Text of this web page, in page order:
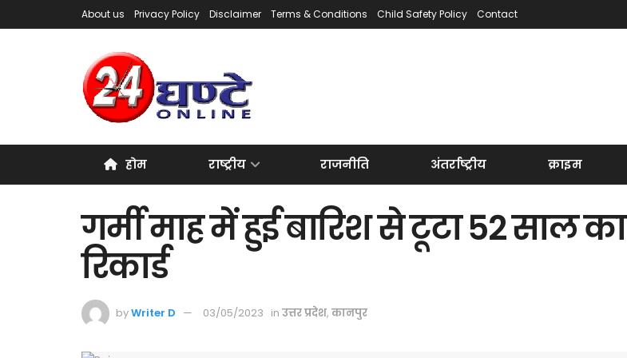
About us Privacy Policy Disclaimer Terms & Conditions Child Safety Policy Contact
होम राष्ट्रीय राजनीति अंतर्राष्ट्रीय क्राइम
गर्मी माह में हुई बारिश से टूटा 52 साल का
रिकार्ड
byWriter D 03/05/2023 in उत्तर प्रदेश, कानपुर